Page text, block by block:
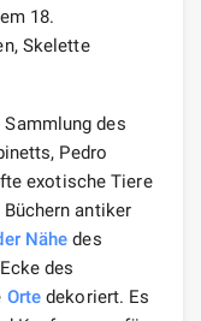
18.
Skelette
des
Pedro
exotische Tiere
antiker
Nähe des
des
Orte dekoriert. Es